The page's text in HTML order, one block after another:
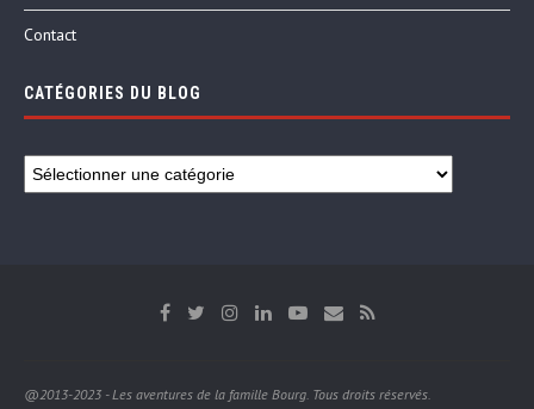
Contact
CATÉGORIES DU BLOG
@2013-2023 - Les aventures de la famille Bourg. Tous droits réservés.